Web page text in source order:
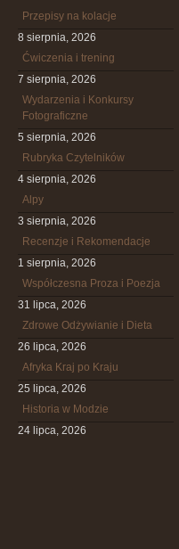
Przepisy na kolacje
8 sierpnia, 2026
Ćwiczenia i trening
7 sierpnia, 2026
Wydarzenia i Konkursy
Fotograficzne
5 sierpnia, 2026
Rubryka Czytelników
4 sierpnia, 2026
Alpy
3 sierpnia, 2026
Recenzje i Rekomendacje
1 sierpnia, 2026
Współczesna Proza i Poezja
31 lipca, 2026
Zdrowe Odżywianie i Dieta
26 lipca, 2026
Afryka Kraj po Kraju
25 lipca, 2026
Historia w Modzie
24 lipca, 2026